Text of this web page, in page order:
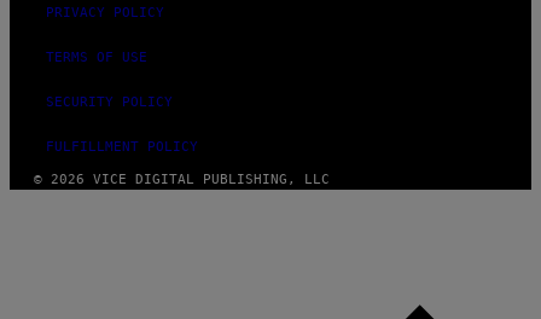
PRIVACY POLICY
TERMS OF USE
SECURITY POLICY
FULFILLMENT POLICY
© 2026 VICE DIGITAL PUBLISHING, LLC